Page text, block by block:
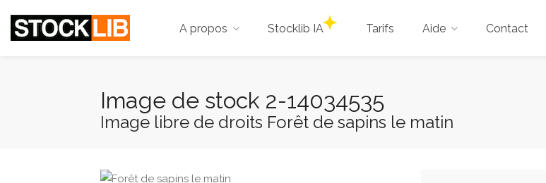
A propos Stocklib IA Tarifs Aide Contact
Image de stock 2-14034535
Image libre de droits Forêt de sapins le matin